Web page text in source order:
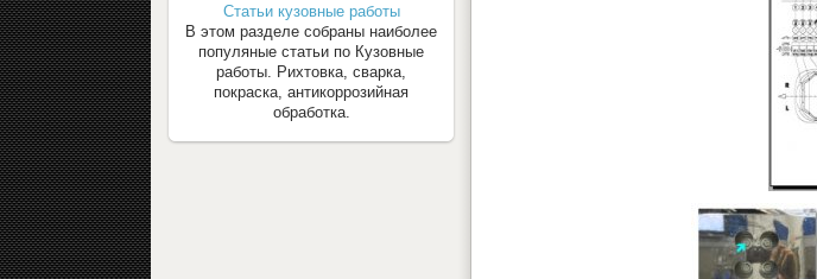
Статьи кузовные работы
В этом разделе собраны наиболее
популяные статьи по Кузовные
работы. Рихтовка, сварка,
покраска, антикоррозийная
обработка.